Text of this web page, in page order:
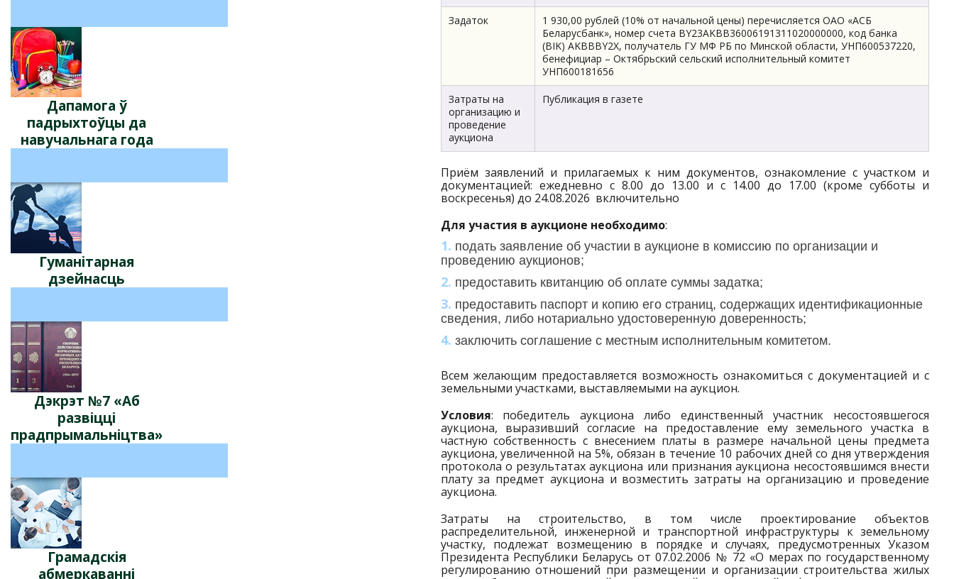
Дапамога ў
падрыхтоўцы да
навучальнага года
Гуманітарная
дзейнасць
Дэкрэт №7 «Аб
развіцці
прадпрымальніцтва»
Грамадскія
абмеркаваннi
Задаток
1 930,00 рублей (10% от начальной цены) перечисляется ОАО «АСБ
Беларусбанк», номер счета BY23AKBB36006191311020000000, код банка
(BIK) AKBBBY2X, получатель ГУ МФ РБ по Минской области, УНП600537220,
бенефициар – Октябрьский сельский исполнительный комитет
УНП600181656
Затраты на
организацию и
проведение
аукциона
Публикация в газете
Приём заявлений и прилагаемых к ним документов, ознакомление с участком и
документацией: ежедневно с 8.00 до 13.00 и с 14.00 до 17.00 (кроме субботы и
воскресенья) до 24.08.2026 включительно
Для участия в аукционе необходимо:
подать заявление об участии в аукционе в комиссию по организации и
проведению аукционов;
предоставить квитанцию об оплате суммы задатка;
предоставить паспорт и копию его страниц, содержащих идентификационные
сведения, либо нотариально удостоверенную доверенность;
заключить соглашение с местным исполнительным комитетом.
Всем желающим предоставляется возможность ознакомиться с документацией и с
земельными участками, выставляемыми на аукцион.
Условия: победитель аукциона либо единственный участник несостоявшегося
аукциона, выразивший согласие на предоставление ему земельного участка в
частную собственность с внесением платы в размере начальной цены предмета
аукциона, увеличенной на 5%, обязан в течение 10 рабочих дней со дня утверждения
протокола о результатах аукциона или признания аукциона несостоявшимся внести
плату за предмет аукциона и возместить затраты на организацию и проведение
аукциона.
Затраты на строительство, в том числе проектирование объектов
распределительной, инженерной и транспортной инфраструктуры к земельному
участку, подлежат возмещению в порядке и случаях, предусмотренных Указом
Президента Республики Беларусь от 07.02.2006 № 72 «О мерах по государственному
регулированию отношений при размещении и организации строительства жилых